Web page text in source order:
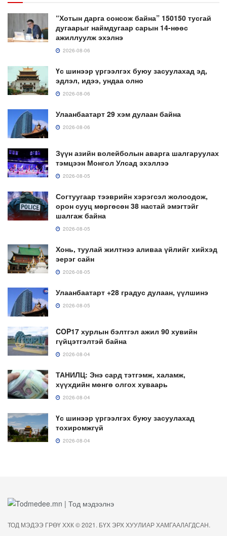
“Хотын дарга сонсож байна” 150150 тусгай
дугаарыг наймдугаар сарын 14-нөөс
ажиллуулж эхэлнэ
2026-08-06
Үс шинээр үргээлгэх буюу засуулахад эд,
эдлэл, идээ, ундаа олно
2026-08-06
Улаанбаатарт 29 хэм дулаан байна
2026-08-06
Зүүн азийн волейболын аварга шалгаруулах
тэмцээн Монгол Улсад эхэллээ
2026-08-05
Согтуугаар тээврийн хэрэгсэл жолоодож,
орон сууц мөргөсөн 38 настай эмэгтэйг
шалгаж байна
2026-08-05
Хонь, туулай жилтнээ аливаа үйлийг хийхэд
эерэг сайн
2026-08-05
Улаанбаатарт +28 градус дулаан, үүлшинэ
2026-08-05
COP17 хурлын бэлтгэл ажил 90 хувийн
гүйцэтгэлтэй байна
2026-08-04
ТАНИЛЦ: Энэ сард тэтгэмж, халамж,
хүүхдийн мөнгө олгох хуваарь
2026-08-04
Үс шинээр үргээлгэх буюу засуулахад
тохиромжгүй
2026-08-04
ТОД МЭДЭЭ ГРӨҮ ХХК © 2021. БҮХ ЭРХ ХУУЛИАР ХАМГААЛАГДСАН.